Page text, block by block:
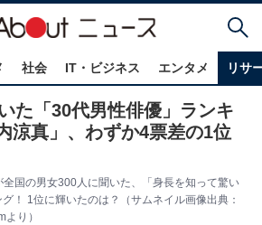
社会 IT・ビジネス エンタメ リサ
た「30代男性俳優」ランキ
涼真」、わずか4票差の1位
国の男女300人に聞いた、「身長を知って驚い
！ 1位に輝いたのは？（サムネイル画像出典：
り）